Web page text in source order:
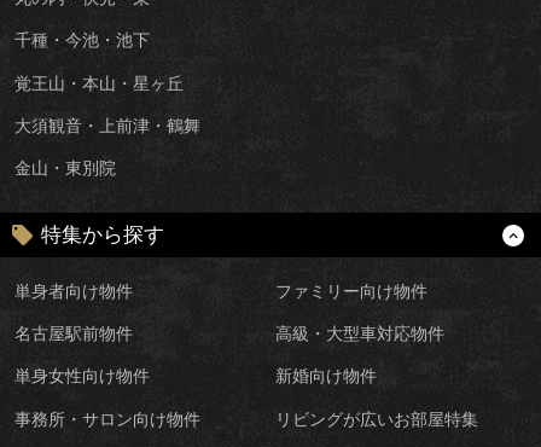
千種・今池・池下
覚王山・本山・星ヶ丘
大須観音・上前津・鶴舞
金山・東別院
特集から探す
単身者向け物件 ファミリー向け物件
名古屋駅前物件 高級・大型車対応物件
単身女性向け物件 新婚向け物件
事務所・サロン向け物件 リビングが広いお部屋特集